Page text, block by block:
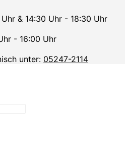
& 14:30 Uhr - 18:30 Uhr
- 16:00 Uhr
unter: 05247-2114